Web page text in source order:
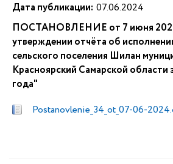
Дата публикации: 07.06.2024
ПОСТАНОВЛЕНИЕ от 7 июня
утверждении отчёта об
сельского поселения Шилан
Красноярский Самарской области
года"
Postanovlenie_34_ot_07-06-